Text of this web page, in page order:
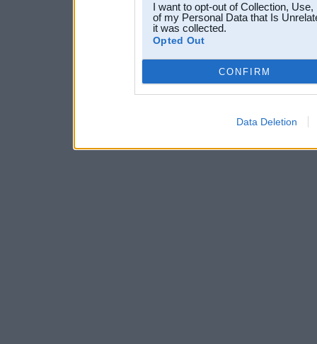
I want to opt-out of Collection,
of my Personal Data that Is
it was collected.
Opted Out
CONFIRM
Data Deletion